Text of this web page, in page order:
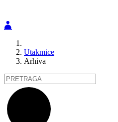
Utakmice
Arhiva